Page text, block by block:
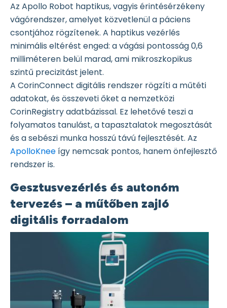
Az Apollo Robot haptikus, vagyis érintésérzékeny
vágórendszer, amelyet közvetlenül a páciens
csontjához rögzítenek. A haptikus vezérlés
minimális eltérést enged: a vágási pontosság 0,6
milliméteren belül marad, ami mikroszkopikus
szintű precizitást jelent.
A CorinConnect digitális rendszer rögzíti a műtéti
adatokat, és összeveti őket a nemzetközi
CorinRegistry adatbázissal. Ez lehetővé teszi a
folyamatos tanulást, a tapasztalatok megosztását
és a sebészi munka hosszú távú fejlesztését. Az
ApolloKneeígy nemcsak pontos, hanem önfejlesztő
rendszer is.
Gesztusvezérlés és autonóm
tervezés – a műtőben zajló
digitális forradalom